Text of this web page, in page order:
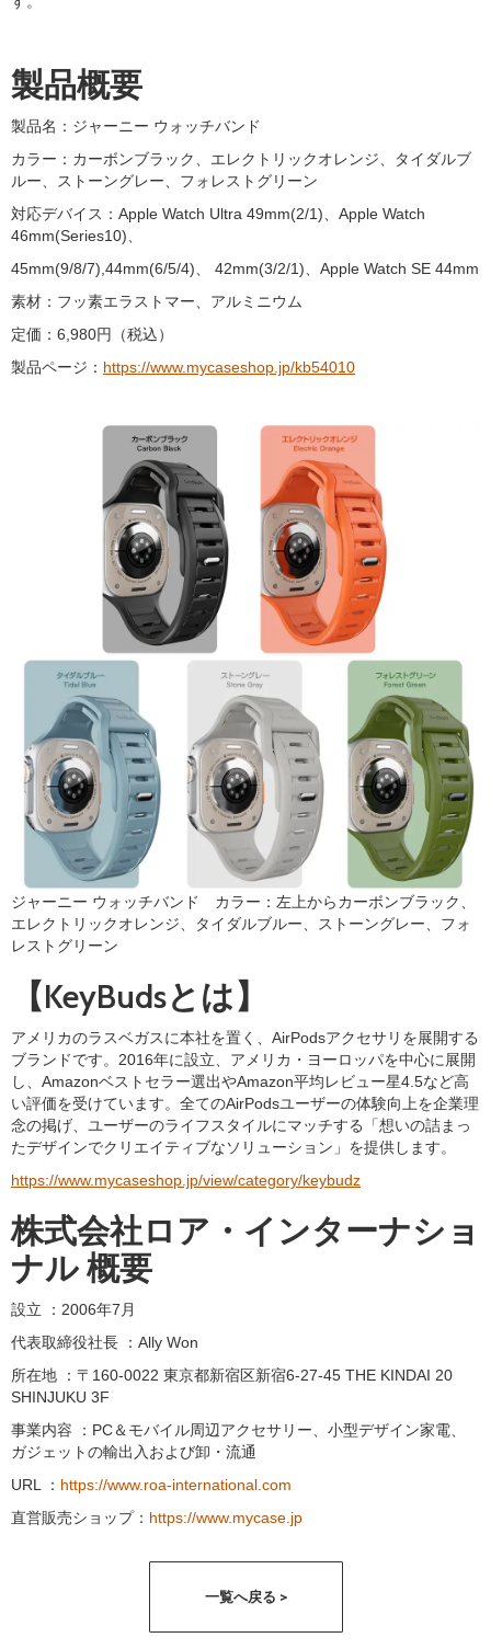
製品概要
製品名：ジャーニー ウォッチバンド
カラー：カーボンブラック、エレクトリックオレンジ、タイダルブ
ルー、ストーングレー、フォレストグリーン
対応デバイス：Apple Watch Ultra 49mm(2/1)、Apple Watch
46mm(Series10)、
45mm(9/8/7),44mm(6/5/4)、 42mm(3/2/1)、Apple Watch SE 44mm
素材：フッ素エラストマー、アルミニウム
定価：6,980円（税込）
製品ページ： https://www.mycaseshop.jp/kb54010
ジャーニー ウォッチバンド カラー：左上からカーボンブラック、
エレクトリックオレンジ、タイダルブルー、ストーングレー、フォ
レストグリーン
【KeyBudsとは】
アメリカのラスベガスに本社を置く、AirPodsアクセサリを展開する
ブランドです。2016年に設立、アメリカ・ヨーロッパを中心に展開
し、Amazonベストセラー選出やAmazon平均レビュー星4.5など高
い評価を受けています。全てのAirPodsユーザーの体験向上を企業理
念の掲げ、ユーザーのライフスタイルにマッチする「想いの詰まっ
たデザインでクリエイティブなソリューション」を提供します。
https://www.mycaseshop.jp/view/category/keybudz
株式会社ロア・インターナショ
ナル 概要
設立 ：2006年7月
代表取締役社長 ：Ally Won
所在地 ：〒160-0022 東京都新宿区新宿6-27-45 THE KINDAI 20
SHINJUKU 3F
事業内容 ：PC＆モバイル周辺アクセサリー、小型デザイン家電、
ガジェットの輸出入および卸・流通
URL ： https://www.roa-international.com
直営販売ショップ： https://www.mycase.jp
一覧へ戻る >